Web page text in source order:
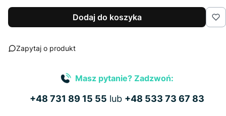
Dodaj do koszyka
Zapytaj o produkt
Masz pytanie? Zadzwoń:
+48 731 89 15 55 lub +48 533 73 67 83